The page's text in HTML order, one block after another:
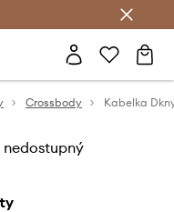
Crossbody Kabelka